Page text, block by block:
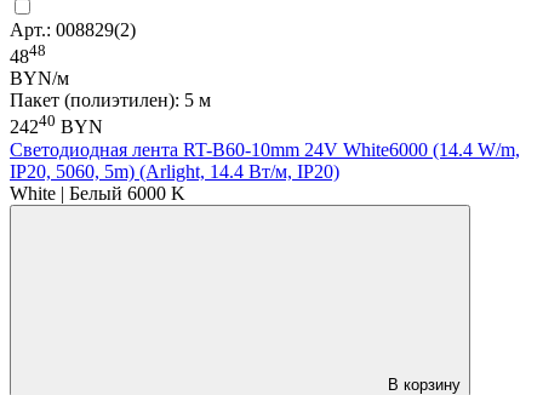
Арт.: 008829(2)
4848
BYN/м
Пакет (полиэтилен): 5 м
24240 BYN
Светодиодная лента RT-B60-10mm 24V White6000 (14.4 W/m,
IP20, 5060, 5m) (Arlight, 14.4 Вт/м, IP20)
White | Белый 6000 K
В корзину